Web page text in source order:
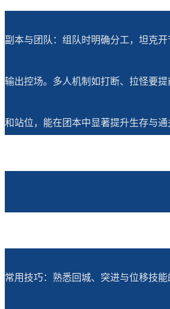
副本与团队：组队时明确分工，坦克开
输出控场。多人机制如打断、拉怪要
和站位，能在团本中显著提升生存与通
常用技巧：熟悉回城、突进与位移技